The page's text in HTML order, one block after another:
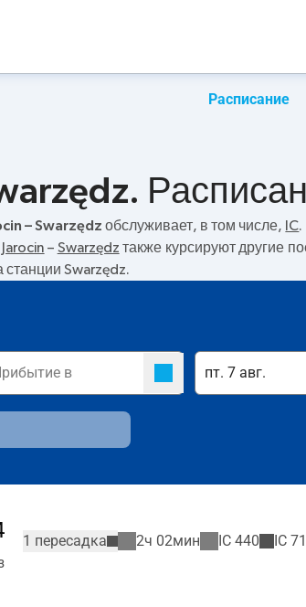
Расписание
– Swarzędz обслуживает, в том числе, IC.
Jarocin – Swarzędz также курсируют другие
станции Swarzędz.
1 пересадка 2ч 02мин IC 440 IC